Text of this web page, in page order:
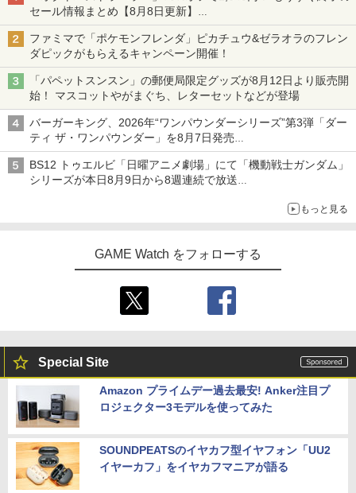
3
ld~ - Wii
￥483
4
【SFC互換機/SFC用】連コン16＜レッド
＞
￥1,817
ッチ スイッチツー ニンテンドー カバー
ポーチ ストラップ 新型 ジョイコン ソフ
フト プレゼント 送料無料
ド2枚・クリアケース付 / 大槻敦史【監
督】
￥1,926
4
【中古】【Blu−ray】To LOVEる−とら
ぶる−ダークネス 2nd 第2巻 初回生
産限定版 ブックレット・イラストカー
ド2枚・クリアケース付 / 大槻敦史【監
督】
【送料無料】劇場版「鬼滅の刃」無限城
編 第一章 猗窩座再来(通常版)【Blu-ra
y】/アニメーション[Blu-ray]【返品種別
A】
セール情報まとめ【8月8日更新】
ニンテンドーeショップでは「大神 絶景版」が67%オフで990円
ファミマで「ポケモンフレンダ」ピカチュウ&ゼラオラのフレン
ダピックがもらえるキャンペーン開催！
「パペットスンスン」の郵便局限定グッズが8月12日より販売開
始！ マスコットやがまぐち、レターセットなどが登場
バーガーキング、2026年“ワンパウンダーシリーズ”第3弾「ダー
ティ ザ・ワンパウンダー」を8月7日発売
「特製ガーリックマヨソース」を使用した超大型チーズバーガー
BS12 トゥエルビ「日曜アニメ劇場」にて「機動戦士ガンダム」
シリーズが本日8月9日から8週連続で放送
もっと見る
GAME Watch をフォローする
Special Site
Amazon プライムデー過去最安! Anker注目プ
ロジェクター3モデルを使ってみた
SOUNDPEATSのイヤカフ型イヤフォン「UU2
イヤーカフ」をイヤカフマニアが語る